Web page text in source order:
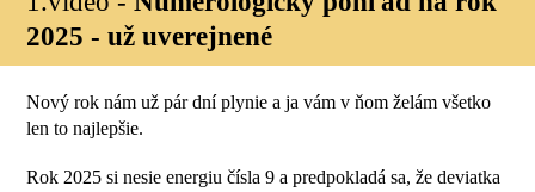
2025 - už uverejnené
Nový rok nám už pár dní plynie a ja vám v ňom želám všetko
len to najlepšie.
Rok 2025 si nesie energiu čísla 9 a predpokladá sa, že deviatka